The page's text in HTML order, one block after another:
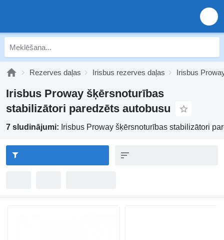
Rezerves daļas Irisbus rezerves daļas Irisbus
Irisbus Proway šķērsnoturības
stabilizātori paredzēts autobusu
7 sludinājumi: Irisbus Proway šķērsnoturības stabilizātori